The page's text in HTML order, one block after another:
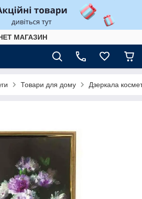
МАГАЗИН
Товари для дому Дзеркала